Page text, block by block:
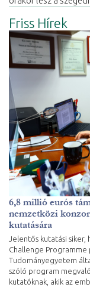
Friss Hírek
6,8 millió eurós
nemzetközi
kutatására
Jelentős kutatási siker,
Challenge
Tudományegyetem
szóló program
kutatóknak, akik az